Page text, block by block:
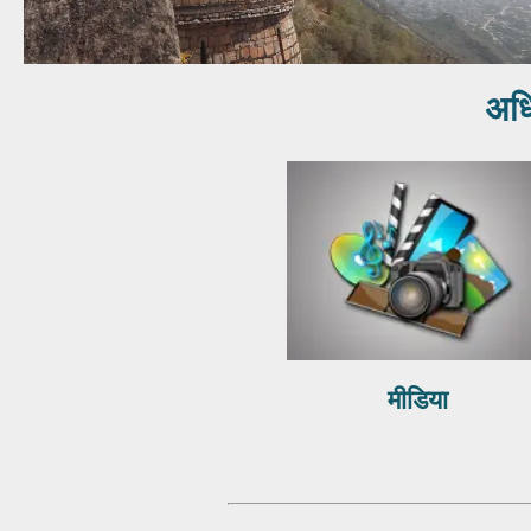
मीडिया